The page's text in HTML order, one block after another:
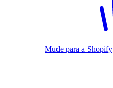
Mude para a Shopify